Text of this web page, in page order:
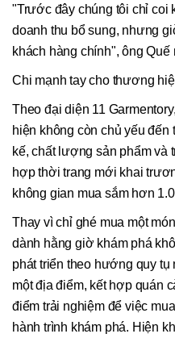
"Trước đây chúng tôi chỉ coi
doanh thu bổ sung, nhưng
khách hàng chính", ông Quế
Chi mạnh tay cho thương
Theo đại diện 11
hiện không còn chủ yếu
kế, chất lượng sản phẩm và
hợp thời trang mới khai
không gian mua sắm hơn
Thay vì chỉ ghé mua một
dành hằng giờ khám phá
phát triển theo hướng quy
một địa điểm, kết hợp quán
điểm trải nghiệm để việc
hành trình khám phá. Hiện